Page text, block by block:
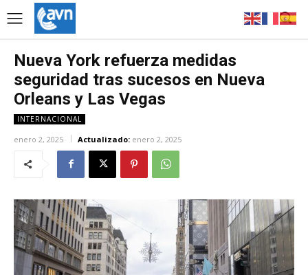
Nueva York refuerza medidas
seguridad tras sucesos en Nueva
Orleans y Las Vegas
INTERNACIONAL
enero 2, 2025 Actualizado: enero 2, 2025